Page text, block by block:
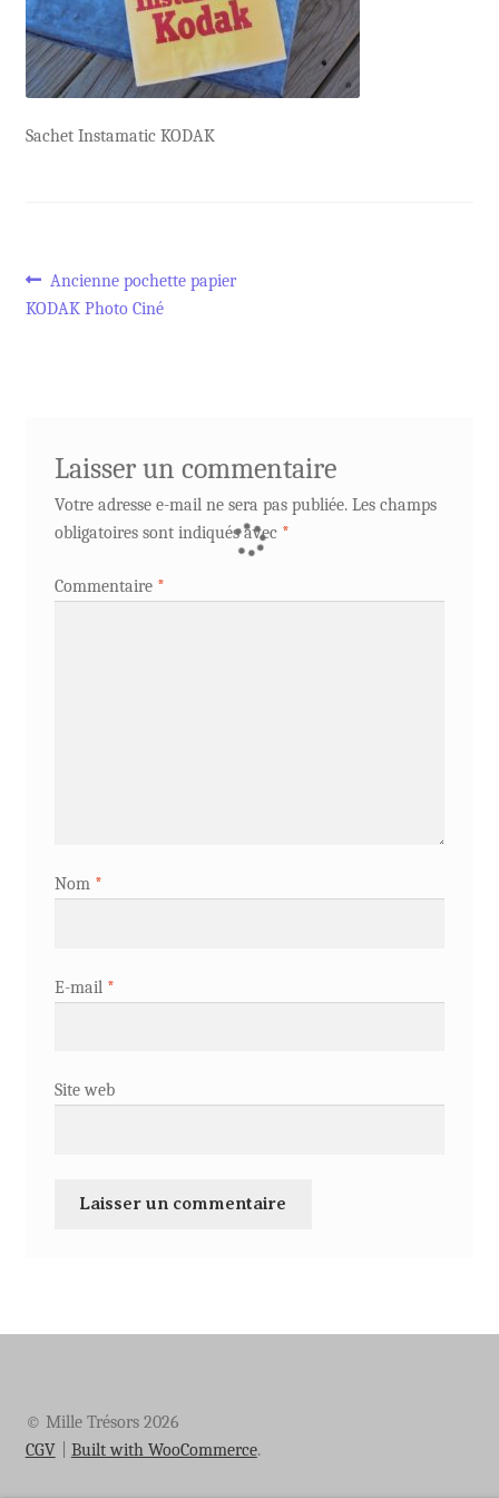
Sachet Instamatic KODAK
Navigation
Article
précédent :
Ancienne pochette papier
KODAK Photo Ciné
Laisser un commentaire
Votre adresse e-mail ne sera pas publiée. Les champs
obligatoires sont indiqués avec *
Commentaire *
Nom *
E-mail *
Site web
© Mille Trésors 2026
CGV
Built with WooCommerce.